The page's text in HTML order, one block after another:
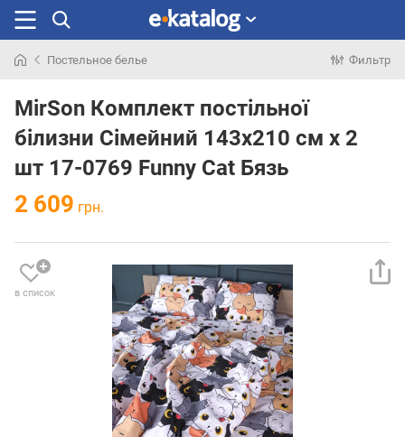
раньше
Постельное белье Фильтр
MirSon Комплект постільної
білизни Сімейний 143x210 см x 2
шт 17-0769 Funny Cat Бязь
2 609 грн.
в список